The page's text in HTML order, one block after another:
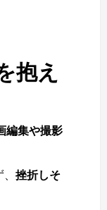
抱え
編集や撮影
挫折しそ